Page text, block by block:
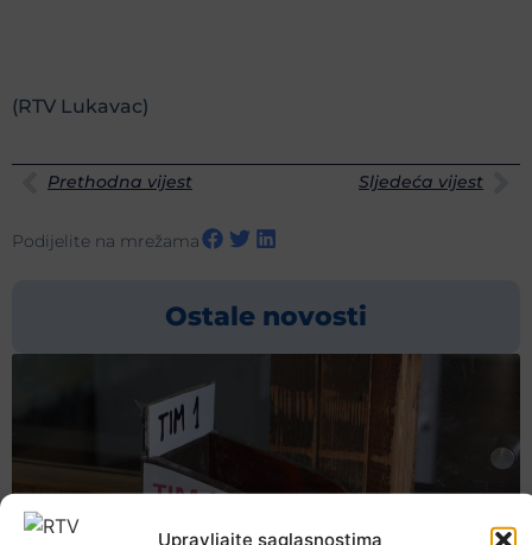
Upravljajte saglasnostima
(RTV Lukavac)
Prethodna vijest Sljedeća vijest
Podijelite na mrežama
Ostale novosti